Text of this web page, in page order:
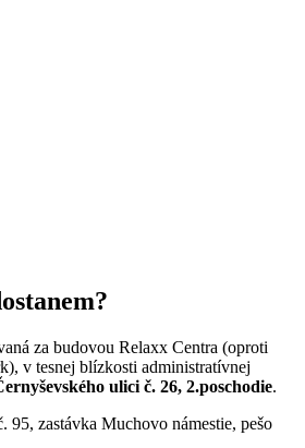
za budovou Relaxx Centra (oproti
v tesnej blízkosti administratívnej
ulici č. 26, 2.poschodie.
95, zastávka Muchovo námestie, pešo